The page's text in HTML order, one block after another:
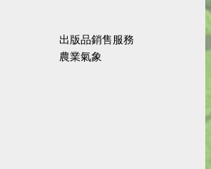
出版品銷售服務
農業氣象